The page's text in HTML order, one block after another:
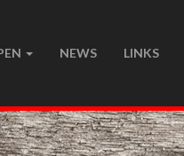
NEWS LINKS